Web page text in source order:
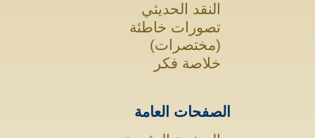
النقد الحديثي
تصورات خاطئة
(مختصرات)
خلاصة فكر
الصفحات العامة